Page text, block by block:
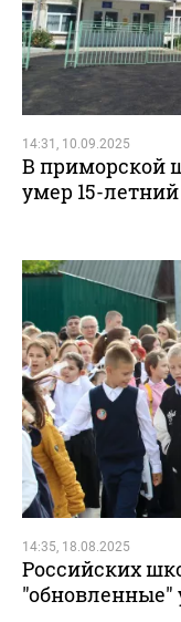
14:31, 10.09.2025
В приморской
умер 15-
14:35, 18.08.2025
Российских
"обновленные"